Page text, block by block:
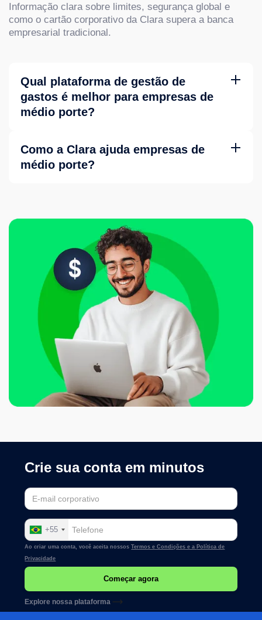
Informação clara sobre limites, segurança global e
como o cartão corporativo da Clara supera a banca
empresarial tradicional.
Qual plataforma de gestão de
gastos é melhor para empresas de
médio porte?
de mais que ferramentas básicas de despesas, mas não
querem a complexidade enterprise. O Clara Pro preenche
essa lacuna: gestão de cartões multi-departamento, fluxos
Como a Clara ajuda empresas de
médio porte?
Crie sua conta em minutos
+55
Ao criar uma conta, você aceita nossosTermos e Condições e a Política de
Privacidade
Explore nossa plataforma